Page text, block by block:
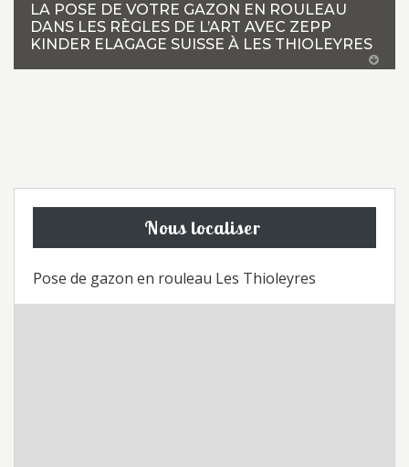
LA POSE DE VOTRE GAZON EN ROULEAU
DANS LES RÈGLES DE L’ART AVEC ZEPP
KINDER ELAGAGE SUISSE À LES THIOLEYRES
Nous localiser
Pose de gazon en rouleau Les Thioleyres